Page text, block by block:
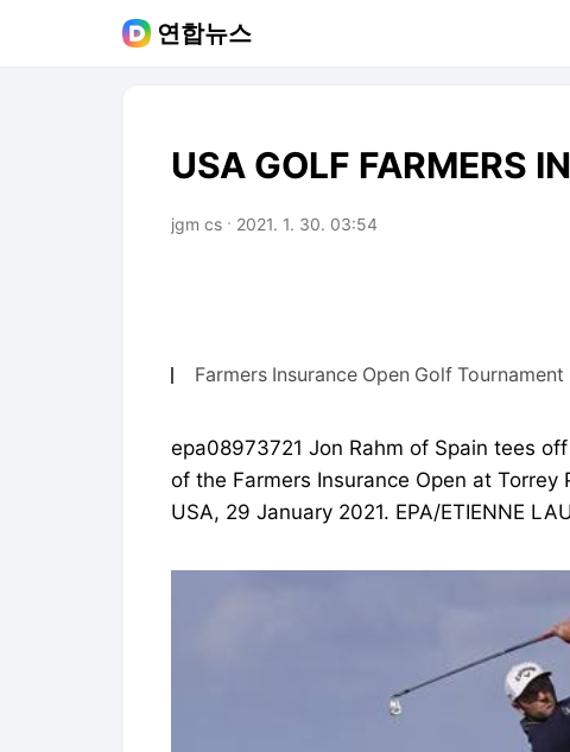
연합뉴스
USA GOLF FARMERS
jgm cs 2021. 1. 30. 03:54
Farmers Insurance Open Golf Tournament
epa08973721 Jon Rahm of Spain tees
of the Farmers Insurance Open at Torrey
USA, 29 January 2021. EPA/ETIENNE